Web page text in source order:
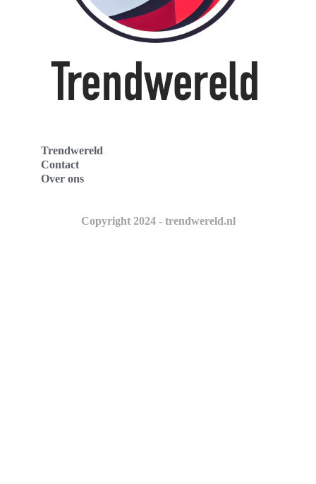
Trendwereld
Contact
Over ons
Copyright 2024 - trendwereld.nl